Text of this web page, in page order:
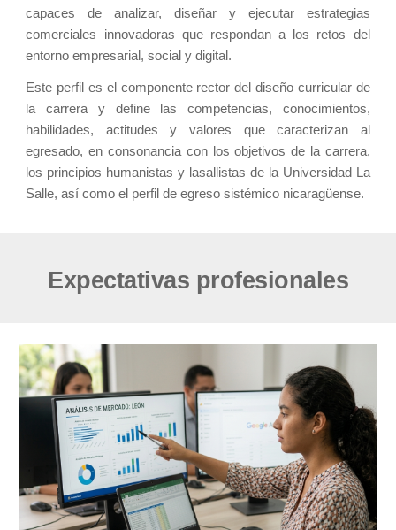
capaces de analizar, diseñar y ejecutar estrategias
comerciales innovadoras que respondan a los retos del
entorno empresarial, social y digital.
Este perfil es el componente rector del diseño curricular de
la carrera y define las competencias, conocimientos,
habilidades, actitudes y valores que caracterizan al
egresado, en consonancia con los objetivos de la carrera,
los principios humanistas y lasallistas de la Universidad La
Salle, así como el perfil de egreso sistémico nicaragüense.
Expectativas profesionales